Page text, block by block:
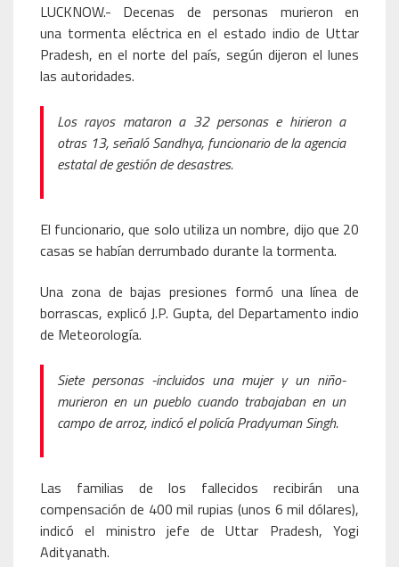
LUCKNOW.- Decenas de personas murieron en
una tormenta eléctrica en el estado indio de Uttar
Pradesh, en el norte del país, según dijeron el lunes
las autoridades.
Los rayos mataron a 32 personas e hirieron a
otras 13, señaló Sandhya, funcionario de la agencia
estatal de gestión de desastres.
El funcionario, que solo utiliza un nombre, dijo que 20
casas se habían derrumbado durante la tormenta.
Una zona de bajas presiones formó una línea de
borrascas, explicó J.P. Gupta, del Departamento indio
de Meteorología.
Siete personas -incluidos una mujer y un niño-
murieron en un pueblo cuando trabajaban en un
campo de arroz, indicó el policía Pradyuman Singh.
Las familias de los fallecidos recibirán una
compensación de 400 mil rupias (unos 6 mil dólares),
indicó el ministro jefe de Uttar Pradesh, Yogi
Adityanath.